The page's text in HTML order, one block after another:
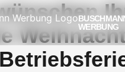
WERBUNG